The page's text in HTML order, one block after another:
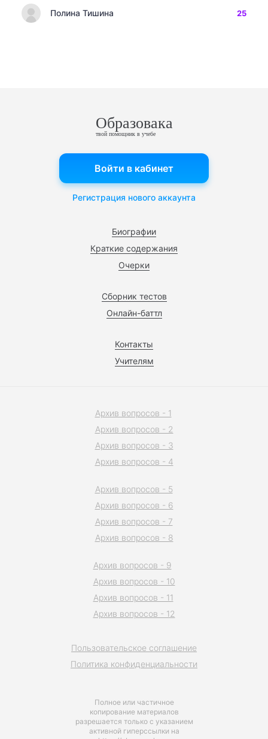
Полина Тишина 25
Образовака
твой помощник в учебе
Биографии
Краткие содержания
Очерки
Сборник тестов
Онлайн-баттл
Контакты
Учителям
Войти в кабинет
Регистрация нового аккаунта
Полное или частичное
копирование материалов
разрешается только с указанием
активной гиперссылки на
Пользовательское соглашение
Политика конфиденциальности
Архив вопросов - 1
Архив вопросов - 2
Архив вопросов - 3
Архив вопросов - 4
Архив вопросов - 5
Архив вопросов - 6
Архив вопросов - 7
Архив вопросов - 8
Архив вопросов - 9
Архив вопросов - 10
Архив вопросов - 11
Архив вопросов - 12